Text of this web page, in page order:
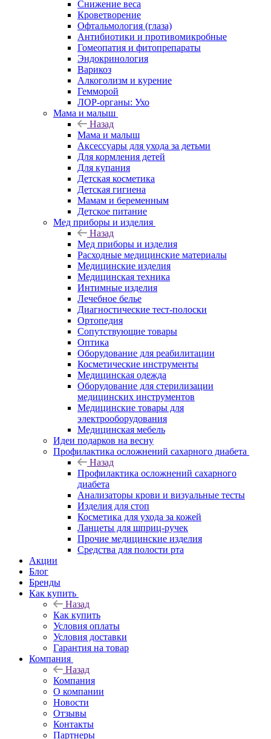
Снижение веса
Кроветворение
Офтальмология (глаза)
Антибиотики и противомикробные
Гомеопатия и фитопрепараты
Эндокринология
Варикоз
Алкоголизм и курение
Гемморой
ЛОР-органы: Ухо
Мама и малыш
Назад
Мама и малыш
Аксессуары для ухода за детьми
Для кормления детей
Для купания
Детская косметика
Детская гигиена
Мамам и беременным
Детское питание
Мед приборы и изделия
Назад
Мед приборы и изделия
Расходные медицинские материалы
Медицинские изделия
Медицинская техника
Интимные изделия
Лечебное белье
Диагностические тест-полоски
Ортопедия
Сопутствующие товары
Оптика
Оборудование для реабилитации
Косметические инструменты
Медицинская одежда
Оборудование для стерилизации
медицинских инструментов
Медицинские товары для
электрооборудования
Медицинская мебель
Идеи подарков на весну
Профилактика осложнений сахарного диабета
Назад
Профилактика осложнений сахарного
диабета
Анализаторы крови и визуальные тесты
Изделия для стоп
Косметика для ухода за кожей
Ланцеты для шприц-ручек
Прочие медицинские изделия
Средства для полости рта
Акции
Блог
Бренды
Как купить
Назад
Как купить
Условия оплаты
Условия доставки
Гарантия на товар
Компания
Назад
Компания
О компании
Новости
Отзывы
Контакты
Партнеры